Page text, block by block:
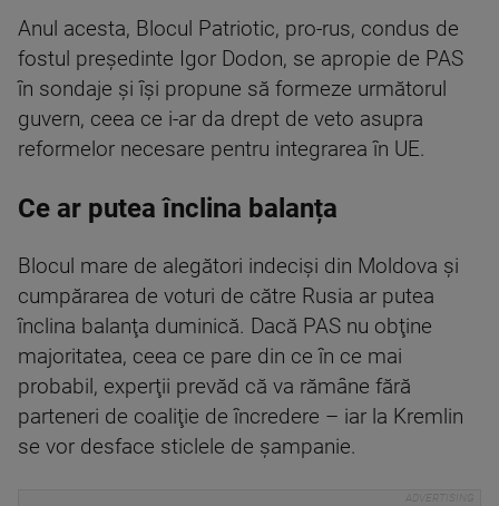
Anul acesta, Blocul Patriotic, pro-rus, condus de
fostul preşedinte Igor Dodon, se apropie de PAS
în sondaje şi îşi propune să formeze următorul
guvern, ceea ce i-ar da drept de veto asupra
reformelor necesare pentru integrarea în UE.
Ce ar putea înclina balanța
Blocul mare de alegători indecişi din Moldova şi
cumpărarea de voturi de către Rusia ar putea
înclina balanţa duminică. Dacă PAS nu obţine
majoritatea, ceea ce pare din ce în ce mai
probabil, experţii prevăd că va rămâne fără
parteneri de coaliţie de încredere – iar la Kremlin
se vor desface sticlele de şampanie.